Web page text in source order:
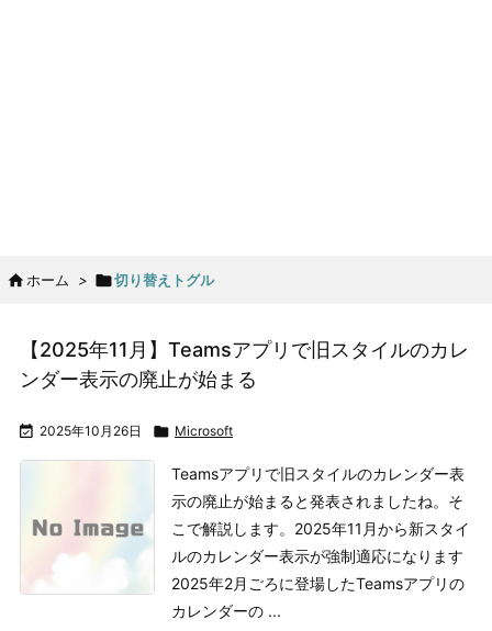
 ホーム > 切り替えトグル
【2025年11月】Teamsアプリで旧スタイルのカレ
ンダー表示の廃止が始まる
 2025年10月26日  Microsoft
Teamsアプリで旧スタイルのカレンダー表
示の廃止が始まると発表されましたね。そ
こで解説します。 2025年11月から新スタイ
ルのカレンダー表示が強制適応になります
2025年2月ごろに登場したTeamsアプリの
カレンダーの ...